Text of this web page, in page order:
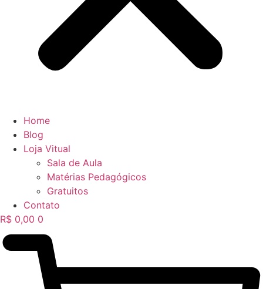
Home
Blog
Loja Vitual
Sala de Aula
Matérias Pedagógicos
Gratuitos
Contato
R$ 0,00 0